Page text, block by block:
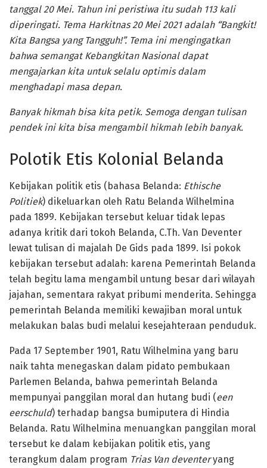
tanggal 20 Mei. Tahun ini peristiwa itu sudah 113 kali
diperingati. Tema Harkitnas 20 Mei 2021 adalah “Bangkit!
Kita Bangsa yang Tangguh!”. Tema ini mengingatkan
bahwa semangat Kebangkitan Nasional dapat
mengajarkan kita untuk selalu optimis dalam
menghadapi masa depan.
Banyak hikmah bisa kita petik. Semoga dengan tulisan
pendek ini kita bisa mengambil hikmah lebih banyak.
Polotik Etis Kolonial Belanda
Kebijakan politik etis (bahasa Belanda: Ethische
Politiek) dikeluarkan oleh Ratu Belanda Wilhelmina
pada 1899. Kebijakan tersebut keluar tidak lepas
adanya kritik dari tokoh Belanda, C.Th. Van Deventer
lewat tulisan di majalah De Gids pada 1899. Isi pokok
kebijakan tersebut adalah: karena Pemerintah Belanda
telah begitu lama mengambil untung besar dari wilayah
jajahan, sementara rakyat pribumi menderita. Sehingga
pemerintah Belanda memiliki kewajiban moral untuk
melakukan balas budi melalui kesejahteraan penduduk.
Pada 17 September 1901, Ratu Wilhelmina yang baru
naik tahta menegaskan dalam pidato pembukaan
Parlemen Belanda, bahwa pemerintah Belanda
mempunyai panggilan moral dan hutang budi (een
eerschuld) terhadap bangsa bumiputera di Hindia
Belanda. Ratu Wilhelmina menuangkan panggilan moral
tersebut ke dalam kebijakan politik etis, yang
terangkum dalam program Trias Van deventeryang